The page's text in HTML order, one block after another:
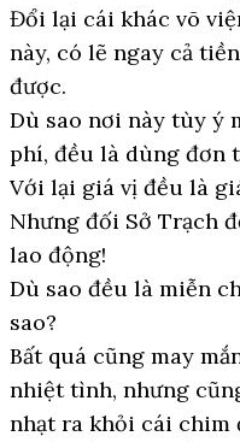
Đổi lại cái khác võ
này, có lẽ ngay cả
được.
Dù sao nơi này tùy ý
phí, đều là dùng đơn
Với lại giá vị đều là
Nhưng đối Sở Trạch
lao động!
Dù sao đều là miễn
sao?
Bất quá cũng may
nhiệt tình, nhưng
nhạt ra khỏi cái chim